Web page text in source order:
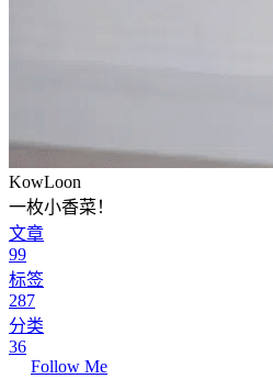
KowLoon
一枚小香菜！
文章
99
标签
287
分类
36
Follow Me